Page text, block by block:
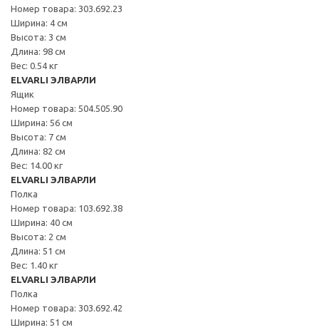
Номер товара: 303.692.23
Ширина: 4 см
Высота: 3 см
Длина: 98 см
Вес: 0.54 кг
ELVARLI ЭЛВАРЛИ
Ящик
Номер товара: 504.505.90
Ширина: 56 см
Высота: 7 см
Длина: 82 см
Вес: 14.00 кг
ELVARLI ЭЛВАРЛИ
Полка
Номер товара: 103.692.38
Ширина: 40 см
Высота: 2 см
Длина: 51 см
Вес: 1.40 кг
ELVARLI ЭЛВАРЛИ
Полка
Номер товара: 303.692.42
Ширина: 51 см